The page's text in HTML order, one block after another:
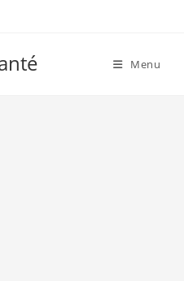
Menu